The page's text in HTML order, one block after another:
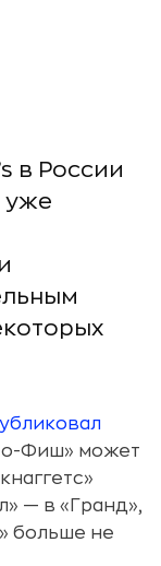
в России
уже
о-Фиш» может
— в «Гранд»,
больше не